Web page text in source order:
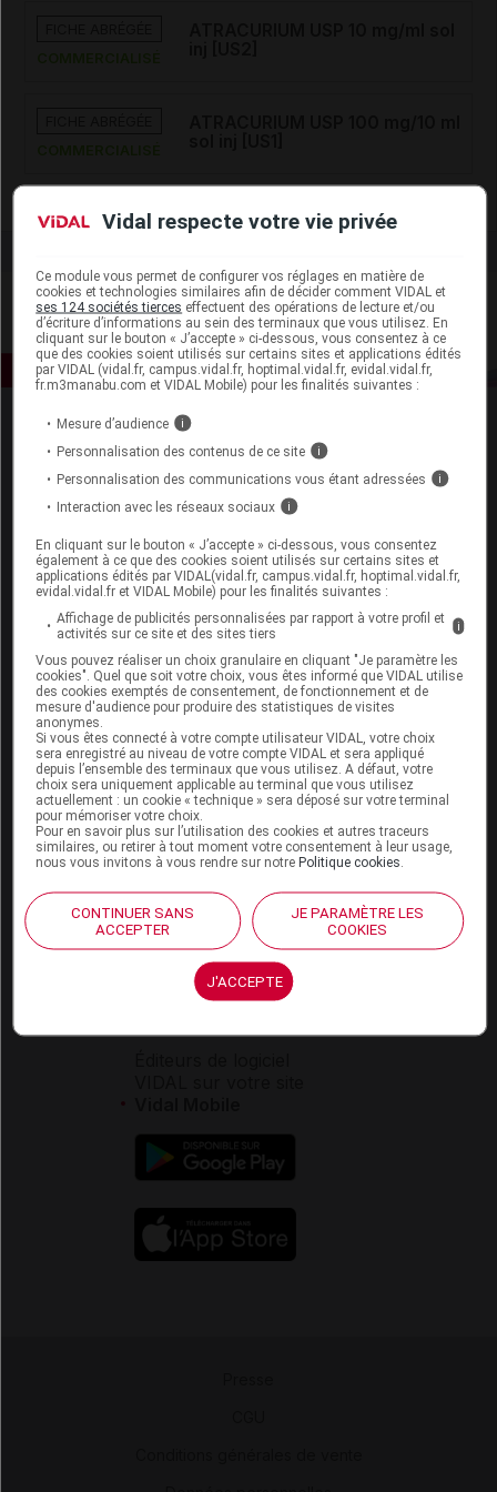
Espace produit
Boutique
VIDAL Expert
VIDAL Hoptimal
eVIDAL
VIDAL Mobile
VIDAL widget
VIDAL Sécurisation
VIDAL e-Services
Espace institutionnel
Qui sommes-nous ?
VIDAL France
Carrières
Charte éthique et
Service client
Contact
Vidal respecte votre vie privée
Ce module vous permet de configurer vos réglages en matière de
cookies et technologies similaires afin de décider comment VIDAL et
ses 124 sociétés tierces effectuent des opérations de lecture et/ou
d’écriture d’informations au sein des terminaux que vous utilisez. En
cliquant sur le bouton « J’accepte » ci-dessous, vous consentez à ce
que des cookies soient utilisés sur certains sites et applications édités
par VIDAL (vidal.fr, campus.vidal.fr, hoptimal.vidal.fr, evidal.vidal.fr,
fr.m3manabu.com et VIDAL Mobile) pour les finalités suivantes :
Mesure d’audience i
Personnalisation des contenus de ce site i
Personnalisation des communications vous étant adressées i
Interaction avec les réseaux sociaux i
En cliquant sur le bouton « J’accepte » ci-dessous, vous consentez
également à ce que des cookies soient utilisés sur certains sites et
applications édités par VIDAL(vidal.fr, campus.vidal.fr, hoptimal.vidal.fr,
evidal.vidal.fr et VIDAL Mobile) pour les finalités suivantes :
Affichage de publicités personnalisées par rapport à votre profil et
activités sur ce site et des sites tiers
i
Vous pouvez réaliser un choix granulaire en cliquant "Je paramètre les
cookies". Quel que soit votre choix, vous êtes informé que VIDAL utilise
des cookies exemptés de consentement, de fonctionnement et de
mesure d'audience pour produire des statistiques de visites
anonymes.
Si vous êtes connecté à votre compte utilisateur VIDAL, votre choix
sera enregistré au niveau de votre compte VIDAL et sera appliqué
depuis l’ensemble des terminaux que vous utilisez. A défaut, votre
choix sera uniquement applicable au terminal que vous utilisez
actuellement : un cookie « technique » sera déposé sur votre terminal
pour mémoriser votre choix.
Pour en savoir plus sur l’utilisation des cookies et autres traceurs
similaires, ou retirer à tout moment votre consentement à leur usage,
nous vous invitons à vous rendre sur notrePolitique cookies
CONTINUER SANS
ACCEPTER
JE PARAMÈTRE LES
COOKIES
J'ACCEPTE